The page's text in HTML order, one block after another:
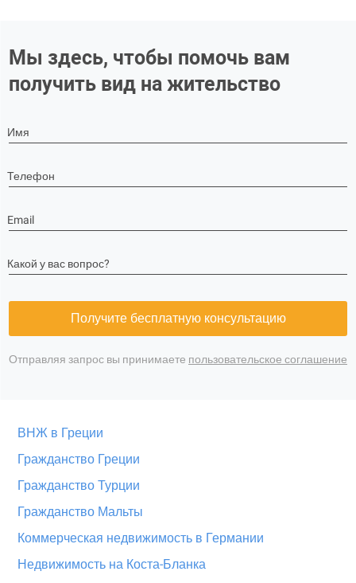
Мы здесь, чтобы помочь вам
получить вид на жительство
Имя
Телефон
Email
Какой у вас вопрос?
Получите бесплатную консультацию
Отправляя запрос вы принимаете пользовательское соглашение
ВНЖ в Греции
Гражданство Греции
Гражданство Турции
Гражданство Мальты
Коммерческая недвижимость в Германии
Недвижимость на Коста-Бланка